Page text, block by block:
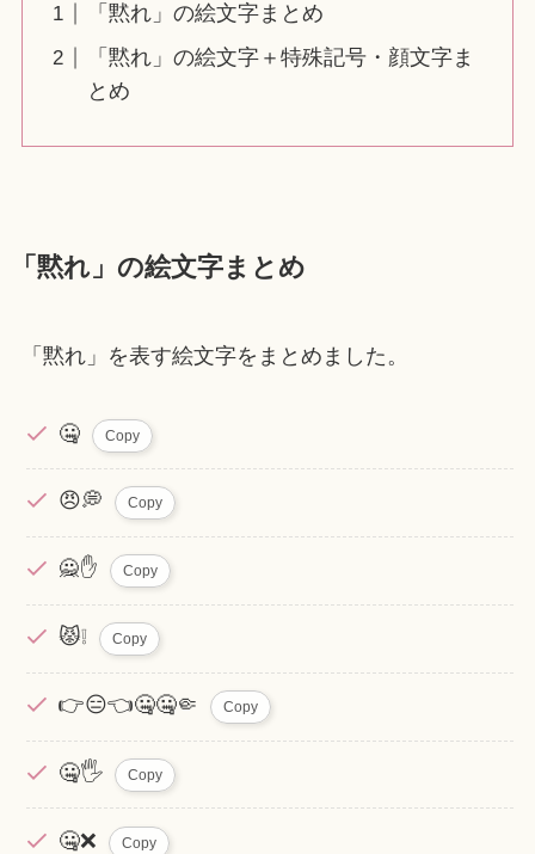
「黙れ」の絵文字まとめ
「黙れ」の絵文字＋特殊記号・顔文字ま
とめ
「黙れ」の絵文字まとめ
「黙れ」を表す絵文字をまとめました。
🤐 Copy
😠💭 Copy
🙅✋ Copy
😾❕ Copy
👉😑👈🤐🤐🤏 Copy
🤐🖐 Copy
🤐❌ Copy